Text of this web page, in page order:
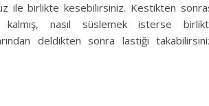
ile birlikte kesebilirsiniz. Kestikten
kalmış, nasıl süslemek isterse
deldikten sonra lastiği